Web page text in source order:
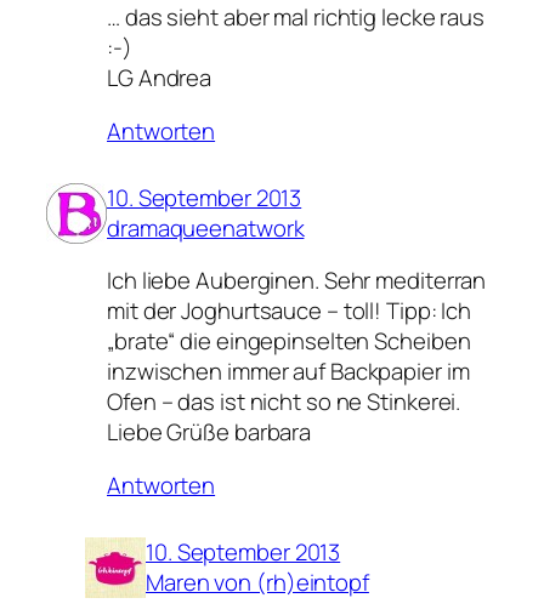
… das sieht aber mal richtig lecke raus
:-)
LG Andrea
Antworten
10. September 2013
dramaqueenatwork
Ich liebe Auberginen. Sehr mediterran
mit der Joghurtsauce – toll! Tipp: Ich
„brate“ die eingepinselten Scheiben
inzwischen immer auf Backpapier im
Ofen – das ist nicht so ne Stinkerei.
Liebe Grüße barbara
Antworten
10. September 2013
Maren von (rh)eintopf